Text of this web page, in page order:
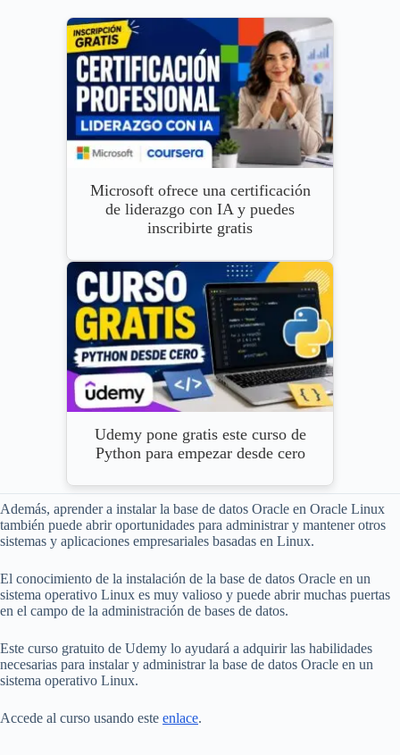
Microsoft ofrece una certificación
de liderazgo con IA y puedes
inscribirte gratis
Udemy pone gratis este curso de
Python para empezar desde cero
Además, aprender a instalar la base de datos Oracle en Oracle Linux
también puede abrir oportunidades para administrar y mantener otros
sistemas y aplicaciones empresariales basadas en Linux.
El conocimiento de la instalación de la base de datos Oracle en un
sistema operativo Linux es muy valioso y puede abrir muchas puertas
en el campo de la administración de bases de datos.
Este curso gratuito de Udemy lo ayudará a adquirir las habilidades
necesarias para instalar y administrar la base de datos Oracle en un
sistema operativo Linux.
Accede al curso usando este enlace.